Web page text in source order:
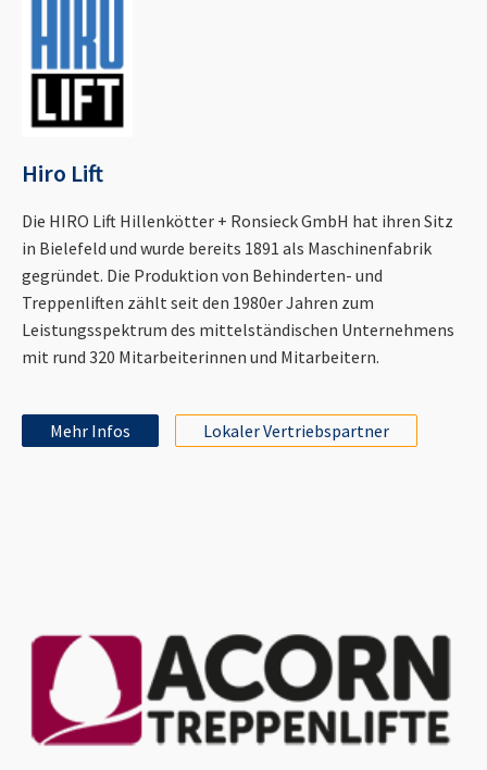
Hiro Lift
Die HIRO Lift Hillenkötter + Ronsieck GmbH hat ihren Sitz
in Bielefeld und wurde bereits 1891 als Maschinenfabrik
gegründet. Die Produktion von Behinderten- und
Treppenliften zählt seit den 1980er Jahren zum
Leistungsspektrum des mittelständischen Unternehmens
mit rund 320 Mitarbeiterinnen und Mitarbeitern.
Mehr Infos Lokaler Vertriebspartner